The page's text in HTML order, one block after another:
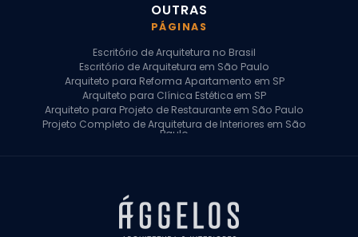
OUTRAS
PÁGINAS
Escritório de Arquitetura no Brasil
Escritório de Arquitetura em São Paulo
Arquiteto para Reforma Apartamento em SP
Arquiteto para Clínica Estética em SP
Arquiteto para Projeto de Restaurante em São Paulo
Projeto Completo de Arquitetura de Interiores em São
Paulo
Arquiteto para Projeto Comercial em São Paulo
Arquiteto Comercial
Arquiteto para Reforma de Apartamento